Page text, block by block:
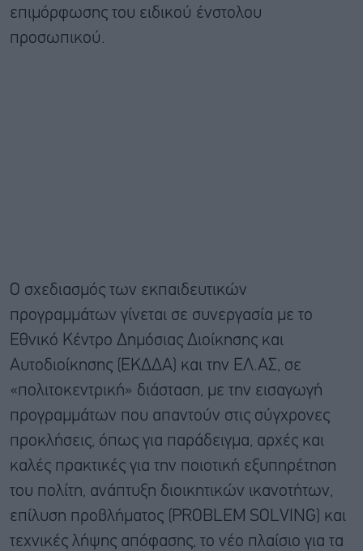
επιμόρφωσης του ειδικού ένστολου
προσωπικού.
Ο σχεδιασμός των εκπαιδευτικών
προγραμμάτων γίνεται σε συνεργασία με το
Εθνικό Κέντρο Δημόσιας Διοίκησης και
Αυτοδιοίκησης (ΕΚΔΔΑ) και την ΕΛ.ΑΣ, σε
«πολιτοκεντρική» διάσταση, με την εισαγωγή
προγραμμάτων που απαντούν στις σύγχρονες
προκλήσεις, όπως για παράδειγμα, αρχές και
καλές πρακτικές για την ποιοτική εξυπηρέτηση
του πολίτη, ανάπτυξη διοικητικών ικανοτήτων,
επίλυση προβλήματος (PROBLEM SOLVING) και
τεχνικές λήψης απόφασης, το νέο πλαίσιο για τα